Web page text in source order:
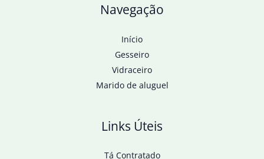
Navegação
Início
Gesseiro
Vidraceiro
Marido de aluguel
Links Úteis
Tá Contratado